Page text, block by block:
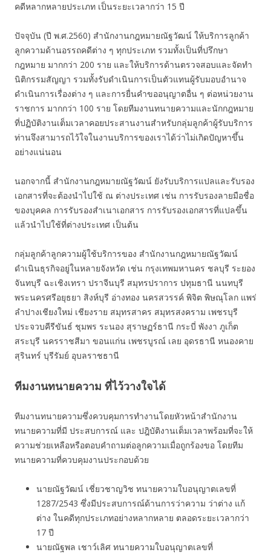
คดีหลากหลายประเภท เป็นระยะเวลากว่า 15 ปี
ปัจจุบัน (ปี พ.ศ.2560) สำนักงานกฎหมายณัฐวัฒน์ ให้บริการลูกค้า
ลูกความด้านอรรถคดีต่าง ๆ ทุกประเภท รวมทั้งเป็นที่ปรึกษา
กฎหมาย มากกว่า 200 ราย และให้บริการด้านตรวจสอบและจัดทำ
นิติกรรมสัญญา รวมทั้งรับดำเนินการเป็นตัวแทนผู้รับมอบอำนาจ
ดำเนินการเรื่องต่าง ๆ และการยื่นคำขออนุญาตอื่น ๆ ต่อหน่วยงาน
ราชการ มากกว่า 100 ราย โดยทีมงานทนายความและนักกฎหมาย
ที่ปฏิบัติงานเต็มเวลาคอยประสานงานสำหรับกลุ่มลูกค้าผู้รับบริการ
ท่านจึงสามารถไว้ใจในงานบริการของเราได้ว่าไม่เกิดปัญหาขึ้น
อย่างแน่นอน
นอกจากนี้ สำนักงานกฎหมายณัฐวัฒน์ ยังรับบริการแปลและรับรอง
เอกสารที่จะต้องนำไปใช้ ณ ต่างประเทศ เช่น การรับรองลายมือชื่อ
ของบุคคล การรับรองสำเนาเอกสาร การรับรองเอกสารที่แปลขึ้น
แล้วนำไปใช้ที่ต่างประเทศ เป็นต้น
กลุ่มลูกค้าลูกความผู้ใช้บริการของ สำนักงานกฎหมายณัฐวัฒน์
ดำเนินธุรกิจอยู่ในหลายจังหวัด เช่น กรุงเทพมหานคร ชลบุรี ระยอง
จันทบุรี ฉะเชิงเทรา ปราจีนบุรี สมุทรปราการ ปทุมธานี นนทบุรี
พระนครศรีอยุธยา สิงห์บุรี อ่างทอง นครสวรรค์ พิจิต พิษณุโลก แพร่
ลำปางเชียงใหม่ เชียงราย สมุทรสาคร สมุทรสงคราม เพชรบุรี
ประจวบคีรีขันธ์ ชุมพร ระนอง สุราษฏร์ธานี กระบี่ พังงา ภูเก็ต
สระบุรี นครราชสีมา ขอนแก่น เพชรบูรณ์ เลย อุดรธานี หนองคาย
สุรินทร์ บุรีรัมย์ อุบลราชธานี
ทีมงานทนายความ ที่ไว้วางใจได้
ทีมงานทนายความซึ่งควบคุมการทำงานโดยหัวหน้าสำนักงาน
ทนายความที่มี ประสบการณ์ และ ปฎิบัติงานเต็มเวลาพร้อมที่จะให้
ความช่วยเหลือหรือตอบคำถามต่อลูกความเมื่อถูกร้องขอ โดยทีม
ทนายความที่ควบคุมงานประกอบด้วย
นายณัฐวัฒน์ เชี่ยวชาญวิช ทนายความใบอนุญาตเลขที่
1287/2543 ซึ่งมีประสบการณ์ด้านการว่าความ ว่าต่าง แก้
ต่าง ในคดีทุกประเภทอย่างหลากหลาย ตลอดระยะเวลากว่า
17 ปี
นายณัฐพล เชาว์เลิศ ทนายความใบอนุญาตเลขที่